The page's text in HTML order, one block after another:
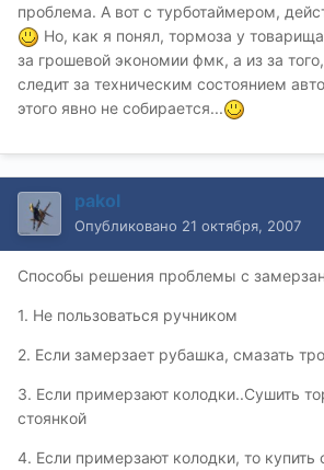
проблема. А вот с турботаймером,
Но, как я понял, тормоза у
за грошевой экономии фмк, а из за
следит за техническим состоянием
этого явно не собирается...
pakol
Опубликовано 21 октября, 2007
Способы решения проблемы с
1. Не пользоваться ручником
2. Если замерзает рубашка, смазать
3. Если примерзают колодки..Сушить
стоянкой
4. Если примерзают колодки, то купить